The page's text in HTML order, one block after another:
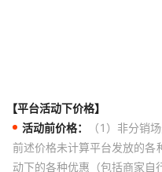
【平台活动下价格】
活动前价格：
（1）非分销
前述价格未计算平台发放的各
动下的各种优惠（包括商家自